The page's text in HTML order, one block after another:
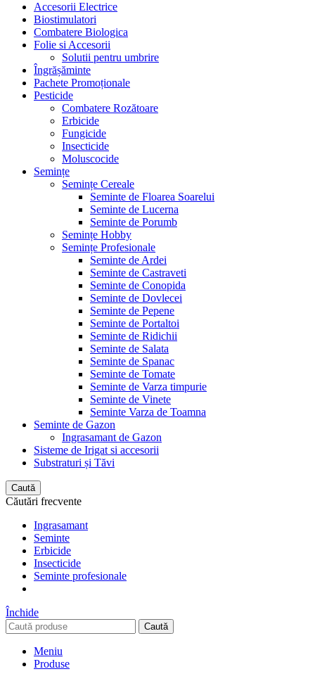
Accesorii Electrice
Biostimulatori
Combatere Biologica
Folie si Accesorii
Solutii pentru umbrire
Îngrășăminte
Pachete Promoționale
Pesticide
Combatere Rozătoare
Erbicide
Fungicide
Insecticide
Moluscocide
Semințe
Semințe Cereale
Seminte de Floarea Soarelui
Seminte de Lucerna
Seminte de Porumb
Semințe Hobby
Semințe Profesionale
Seminte de Ardei
Seminte de Castraveti
Seminte de Conopida
Seminte de Dovlecei
Seminte de Pepene
Seminte de Portaltoi
Seminte de Ridichii
Seminte de Salata
Seminte de Spanac
Seminte de Tomate
Seminte de Varza timpurie
Seminte de Vinete
Seminte Varza de Toamna
Seminte de Gazon
Ingrasamant de Gazon
Sisteme de Irigat si accesorii
Substraturi și Tăvi
Caută
Căutări frecvente
Ingrasamant
Seminte
Erbicide
Insecticide
Seminte profesionale
Închide
Caută
Meniu
Produse